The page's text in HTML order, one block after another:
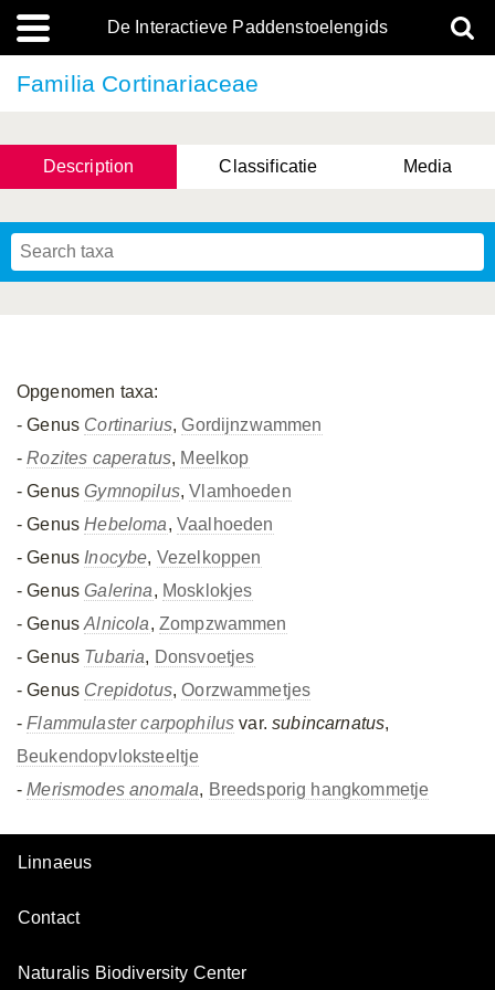
De Interactieve Paddenstoelengids
Familia Cortinariaceae
Description Classificatie Media
Opgenomen taxa:
- Genus Cortinarius,Gordijnzwammen
-Rozites caperatus, Meelkop
- GenusGymnopilus,Vlamhoeden
- GenusHebeloma, Vaalhoeden
- Genus Inocybe, Vezelkoppen
- GenusGalerina, Mosklokjes
- GenusAlnicola, Zompzwammen
- Genus Tubaria, Donsvoetjes
- Genus Crepidotus,Oorzwammetjes
-Flammulaster carpophilus var.subincarnatus,
Beukendopvloksteeltje
-Merismodes anomala, Breedsporig hangkommetje
Linnaeus
Contact
Naturalis Biodiversity Center